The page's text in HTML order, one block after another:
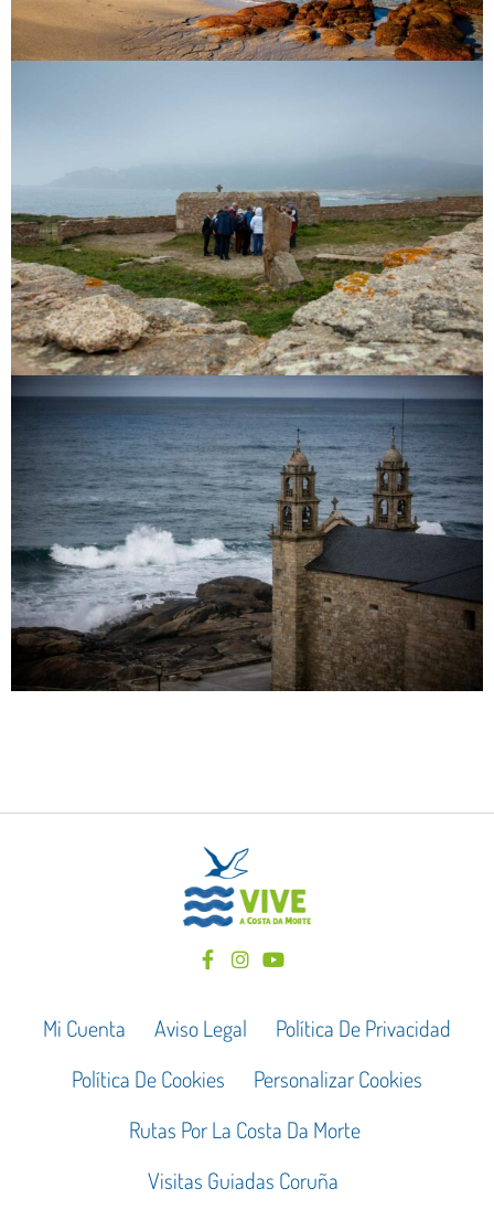
Mi Cuenta Aviso Legal
Política De Privacidad
Política De Cookies
Personalizar Cookies
Rutas Por La Costa Da Morte
Visitas Guiadas Coruña